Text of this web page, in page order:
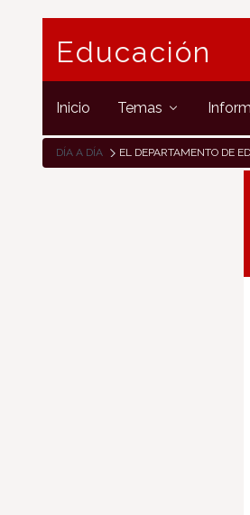
Educación
Inicio Temas
DÍA A DÍA EL DEPARTAMENTO DE EDUCACIÓN DESTINA MÁS DE 38 MILLONES DE EUROS